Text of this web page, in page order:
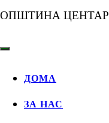
ОПШТИНА ЦЕНТАР
ДОМА
ЗА НАС